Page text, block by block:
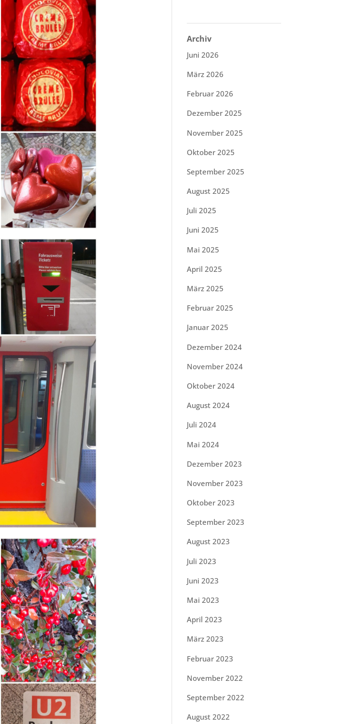
Archiv
Juni 2026
März 2026
Februar 2026
Dezember 2025
November 2025
Oktober 2025
September 2025
August 2025
Juli 2025
Juni 2025
Mai 2025
April 2025
März 2025
Februar 2025
Januar 2025
Dezember 2024
November 2024
Oktober 2024
August 2024
Juli 2024
Mai 2024
Dezember 2023
November 2023
Oktober 2023
September 2023
August 2023
Juli 2023
Juni 2023
Mai 2023
April 2023
März 2023
Februar 2023
November 2022
September 2022
August 2022